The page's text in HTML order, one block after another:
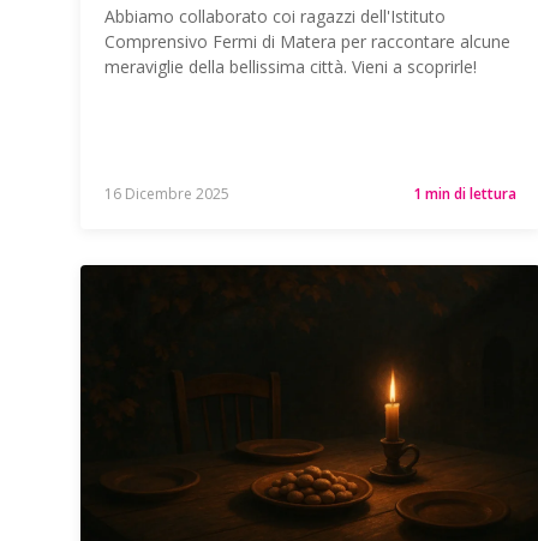
Abbiamo collaborato coi ragazzi dell'Istituto
Comprensivo Fermi di Matera per raccontare alcune
meraviglie della bellissima città. Vieni a scoprirle!
16 Dicembre 2025 1 min di lettura